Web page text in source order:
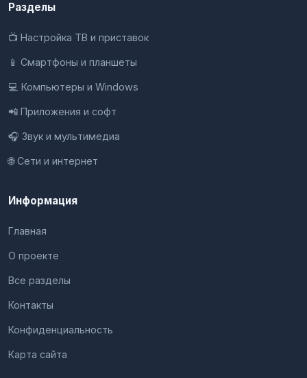
Разделы
📺 Настройка ТВ и приставок
📱 Смартфоны и планшеты
💻 Компьютеры и Windows
📲 Приложения и софт
🎧 Звук и мультимедиа
🌐 Сети и интернет
Информация
Главная
О проекте
Все разделы
Контакты
Конфиденциальность
Карта сайта